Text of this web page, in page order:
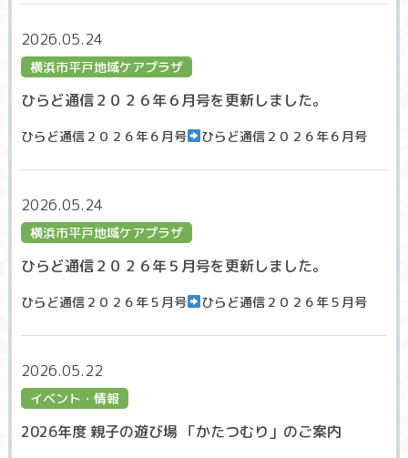
2026.05.24
横浜市平戸地域ケアプラザ
ひらど通信２０２６年６月号を更新しました。
ひらど通信２０２６年６月号 ひらど通信２０２６年６月号
2026.05.24
横浜市平戸地域ケアプラザ
ひらど通信２０２６年５月号を更新しました。
ひらど通信２０２６年５月号 ひらど通信２０２６年５月号
2026.05.22
イベント・情報
2026年度 親子の遊び場 「かたつむり」のご案内